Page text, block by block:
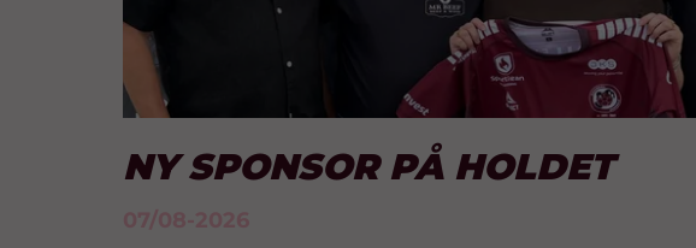
NY SPONSOR PÅ HOLDET
07/08-2026